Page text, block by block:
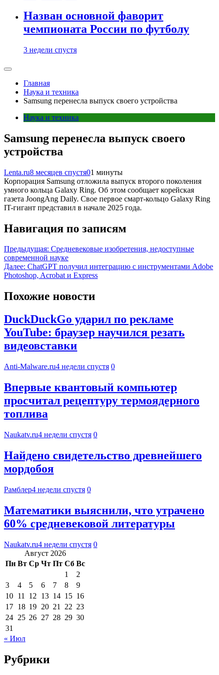
Назван основной фаворит
чемпионата России по футболу
3 недели спустя
Главная
Наука и техника
Samsung перенесла выпуск своего устройства
Наука и техника
Samsung перенесла выпуск своего
устройства
Lenta.ru8 месяцев спустя01 минуты
Корпорация Samsung отложила выпуск второго поколения
умного кольца Galaxy Ring. Об этом сообщает корейская
газета JoongAng Daily. Свое первое смарт-кольцо Galaxy Ring
IT-гигант представил в начале 2025 года.
Навигация по записям
Предыдущая: Средневековые изобретения, недоступные
современной науке
Далее: ChatGPT получил интеграцию с инструментами Adobe
Photoshop, Acrobat и Express
Похожие новости
DuckDuckGo ударил по рекламе
YouTube: браузер научился резать
видеовставки
Anti-Malware.ru4 недели спустя 0
Впервые квантовый компьютер
просчитал рецептуру термоядерного
топлива
Naukatv.ru4 недели спустя 0
Найдено свидетельство древнейшего
мордобоя
Рамблер4 недели спустя 0
Математики выяснили, что утрачено
60% средневековой литературы
Naukatv.ru4 недели спустя 0
Август 2026
Пн Вт Ср Чт Пт Сб Вс
1
2
3
4 5 6 7 8
9
10 11 12 13 14 15 16
17 18 19 20 21 22 23
24 25 26 27 28 29 30
31
« Июл
Рубрики